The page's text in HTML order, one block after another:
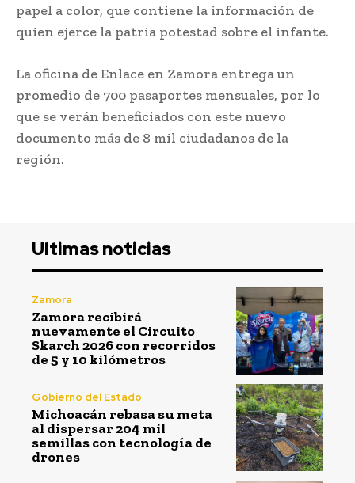
papel a color, que contiene la información de
quien ejerce la patria potestad sobre el infante.
La oficina de Enlace en Zamora entrega un
promedio de 700 pasaportes mensuales, por lo
que se verán beneficiados con este nuevo
documento más de 8 mil ciudadanos de la
región.
Ultimas noticias
Zamora
Zamora recibirá
nuevamente el Circuito
Skarch 2026 con recorridos
de 5 y 10 kilómetros
Gobierno del Estado
Michoacán rebasa su meta
al dispersar 204 mil
semillas con tecnología de
drones